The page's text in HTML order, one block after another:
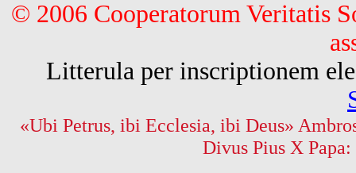
© 2006 Cooperatorum Veritatis
Litterula per inscriptionem
«Ubi Petrus, ibi Ecclesia, ibi Deus»
Divus Pius X Papa: